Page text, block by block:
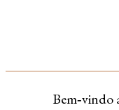
Bem‑vindo